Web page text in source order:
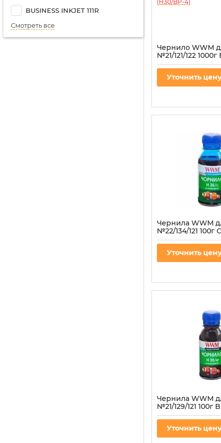
BUSINESS INKJET 111R
Смотреть все
Чернило WWM
№21/121/122 1000г
пигментное
Уточнить
Чернила WWM
№22/134/121 100г
для СНПЧ
Артикул:H35/C-2
Уточнить
Чернила WWM
№21/129/121 100г
пигментная
СНПЧ
Артикул:H35/BP-2
Уточнить